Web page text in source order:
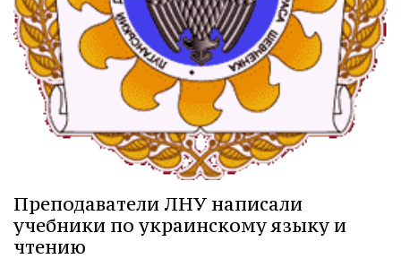
Преподаватели ЛНУ написали
учебники по украинскому языку и
чтению